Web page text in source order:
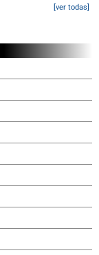
[ver todas]